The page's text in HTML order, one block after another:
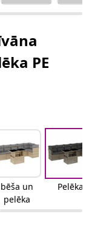
PE
bēša un
pelēka
Pelēka